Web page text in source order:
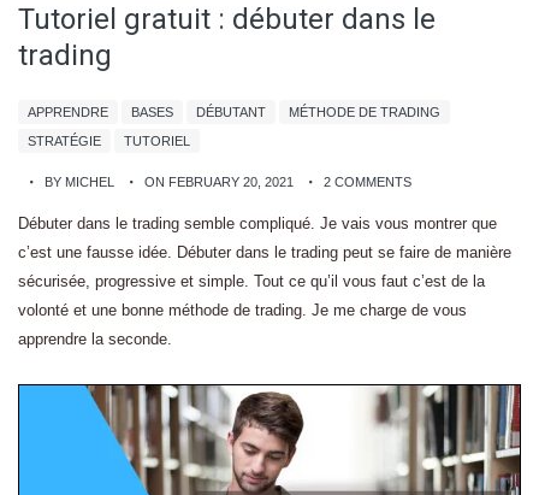
Tutoriel gratuit : débuter dans le
trading
APPRENDRE BASES DÉBUTANT
MÉTHODE DE TRADING
STRATÉGIE
TUTORIEL
BY MICHEL ON FEBRUARY 20, 2021 2 COMMENTS
Débuter dans le trading semble compliqué. Je vais vous montrer que
c’est une fausse idée. Débuter dans le trading peut se faire de manière
sécurisée, progressive et simple. Tout ce qu’il vous faut c’est de la
volonté et une bonne méthode de trading. Je me charge de vous
apprendre la seconde.